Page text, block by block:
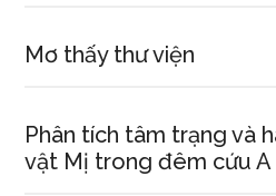
Mơ thấy thư viện
Phân tích tâm trạng và
vật Mị trong đêm cứu A